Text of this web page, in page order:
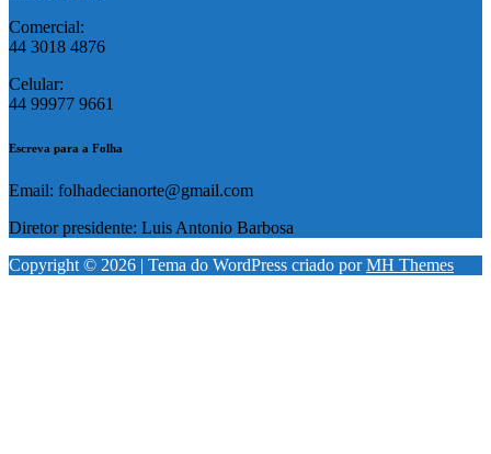
Comercial:
44 3018 4876
Celular:
44 99977 9661
Escreva para a Folha
Email: folhadecianorte@gmail.com
Diretor presidente: Luis Antonio Barbosa
Copyright © 2026 | Tema do WordPress criado porMH Themes